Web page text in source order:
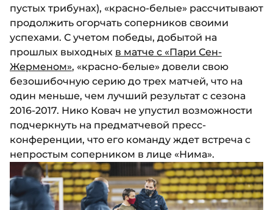
пустых трибунах), «красно-белые» рассчитывают
продолжить огорчать соперников своими
успехами. С учетом победы, добытой на
прошлых выходных в матче с «Пари Сен-
Жерменом», «красно-белые» довели свою
безошибочную серию до трех матчей, что на
один меньше, чем лучший результат с сезона
2016-2017. Нико Ковач не упустил возможности
подчеркнуть на предматчевой пресс-
конференции, что его команду ждет встреча с
непростым соперником в лице «Нима».